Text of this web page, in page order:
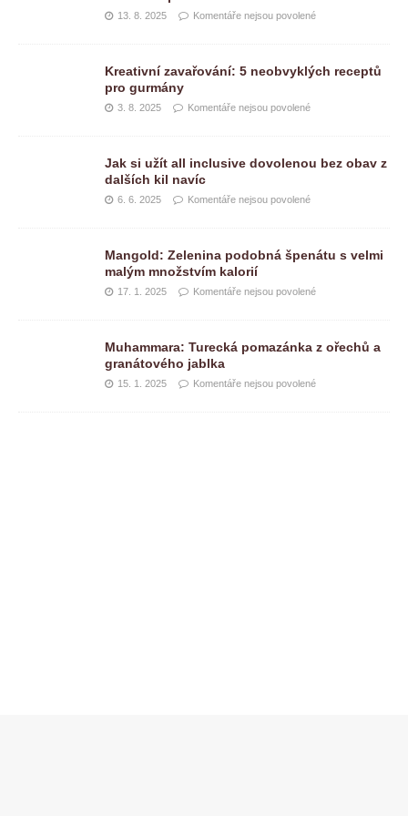
13. 8. 2025 Komentáře nejsou povolené
Kreativní zavařování: 5 neobvyklých receptů
pro gurmány
3. 8. 2025 Komentáře nejsou povolené
Jak si užít all inclusive dovolenou bez obav z
dalších kil navíc
6. 6. 2025 Komentáře nejsou povolené
Mangold: Zelenina podobná špenátu s velmi
malým množstvím kalorií
17. 1. 2025 Komentáře nejsou povolené
Muhammara: Turecká pomazánka z ořechů a
granátového jablka
15. 1. 2025 Komentáře nejsou povolené